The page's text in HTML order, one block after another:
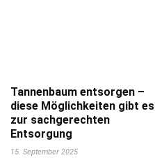
Tannenbaum entsorgen –
diese Möglichkeiten gibt es
zur sachgerechten
Entsorgung
15. September 2025